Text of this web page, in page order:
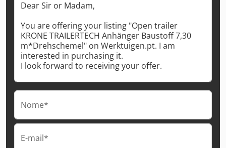
Nome*
E-mail*